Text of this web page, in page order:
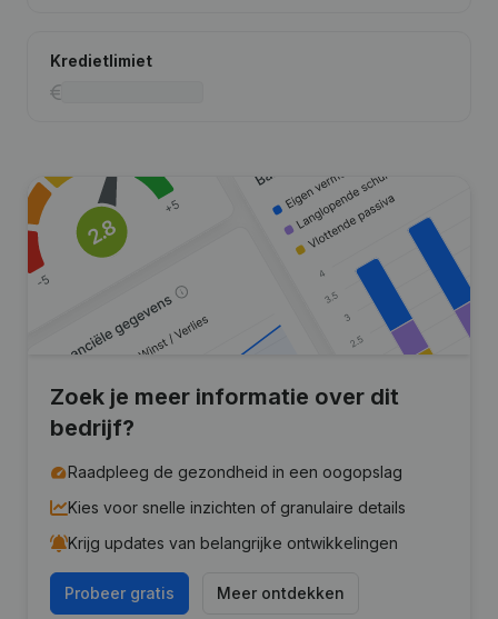
Kredietlimiet
Zoek je meer informatie over dit
bedrijf?
Raadpleeg de gezondheid in een oogopslag
Kies voor snelle inzichten of granulaire details
Krijg updates van belangrijke ontwikkelingen
Probeer gratis Meer ontdekken